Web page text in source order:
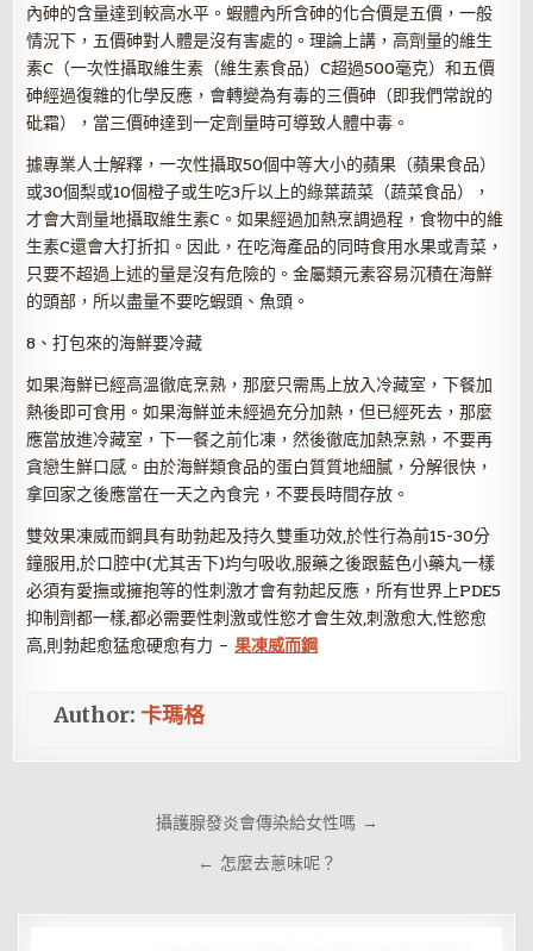
內砷的含量達到較高水平。蝦體內所含砷的化合價是五價，一般
情況下，五價砷對人體是沒有害處的。理論上講，高劑量的維生
素C（一次性攝取維生素（維生素食品）C超過500毫克）和五價
砷經過復雜的化學反應，會轉變為有毒的三價砷（即我們常說的
砒霜），當三價砷達到一定劑量時可導致人體中毒。
據專業人士解釋，一次性攝取50個中等大小的蘋果（蘋果食品）
或30個梨或10個橙子或生吃3斤以上的綠葉蔬菜（蔬菜食品），
才會大劑量地攝取維生素C。如果經過加熱烹調過程，食物中的維
生素C還會大打折扣。因此，在吃海產品的同時食用水果或青菜，
只要不超過上述的量是沒有危險的。金屬類元素容易沉積在海鮮
的頭部，所以盡量不要吃蝦頭、魚頭。
8、打包來的海鮮要冷藏
如果海鮮已經高溫徹底烹熟，那麼只需馬上放入冷藏室，下餐加
熱後即可食用。如果海鮮並未經過充分加熱，但已經死去，那麼
應當放進冷藏室，下一餐之前化凍，然後徹底加熱烹熟，不要再
貪戀生鮮口感。由於海鮮類食品的蛋白質質地細膩，分解很快，
拿回家之後應當在一天之內食完，不要長時間存放。
雙效果凍威而鋼具有助勃起及持久雙重功效,於性行為前15-30分
鐘服用,於口腔中(尤其舌下)均勻吸收,服藥之後跟藍色小藥丸一樣
必須有愛撫或擁抱等的性刺激才會有勃起反應，所有世界上PDE5
抑制劑都一樣,都必需要性刺激或性慾才會生效,刺激愈大,性慾愈
高,則勃起愈猛愈硬愈有力 –果凍威而鋼
Author: 卡瑪格
覽
攝護腺發炎會傳染給女性嗎 →
← 怎麼去蔥味呢？